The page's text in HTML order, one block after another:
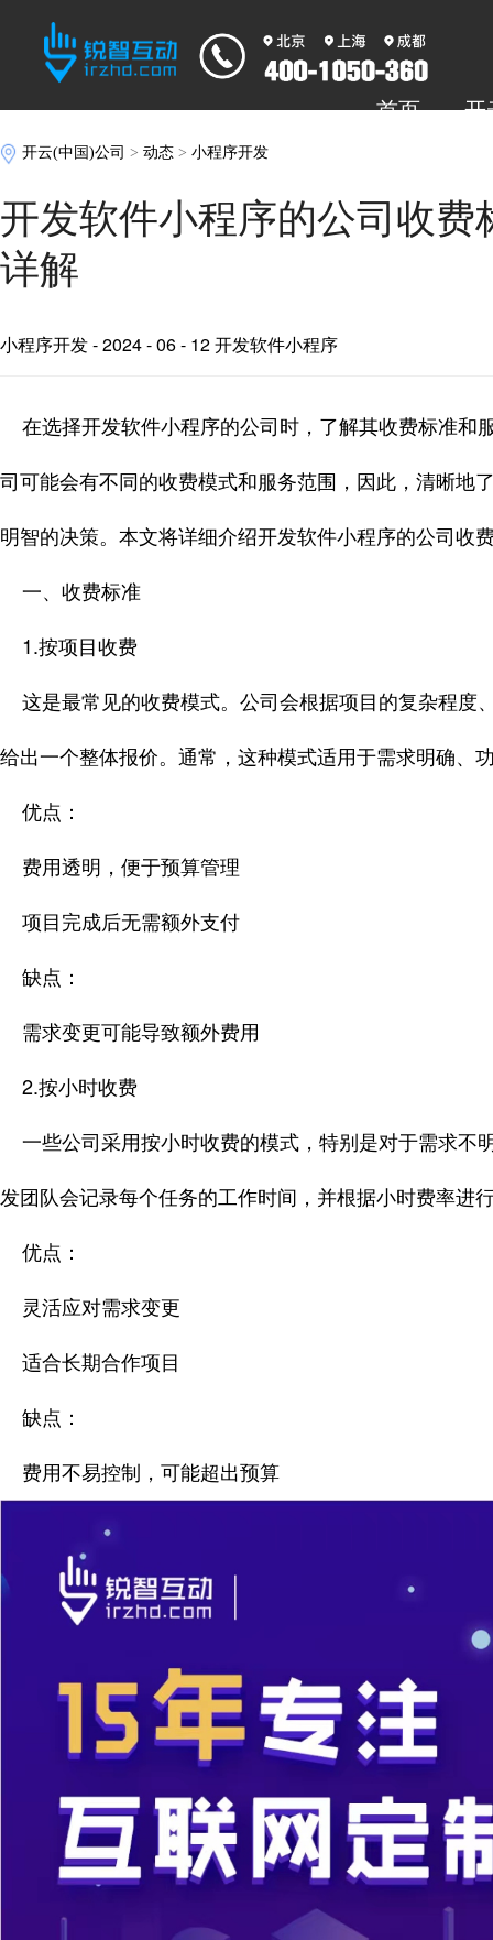
首页 开
开云(中国)公司 >动态 >小程序开发
开发软件小程序的公司收费
详解
小程序开发- 2024 - 06 - 12 开发软件小程序
在选择开发软件小程序的公司时，了解其收费标准和
司可能会有不同的收费模式和服务范围，因此，清晰地
明智的决策。本文将详细介绍开发软件小程序的公司收
一、收费标准
1.按项目收费
这是最常见的收费模式。公司会根据项目的复杂程度
给出一个整体报价。通常，这种模式适用于需求明确、
优点：
费用透明，便于预算管理
项目完成后无需额外支付
缺点：
需求变更可能导致额外费用
2.按小时收费
一些公司采用按小时收费的模式，特别是对于需求不
发团队会记录每个任务的工作时间，并根据小时费率进
优点：
灵活应对需求变更
适合长期合作项目
缺点：
费用不易控制，可能超出预算